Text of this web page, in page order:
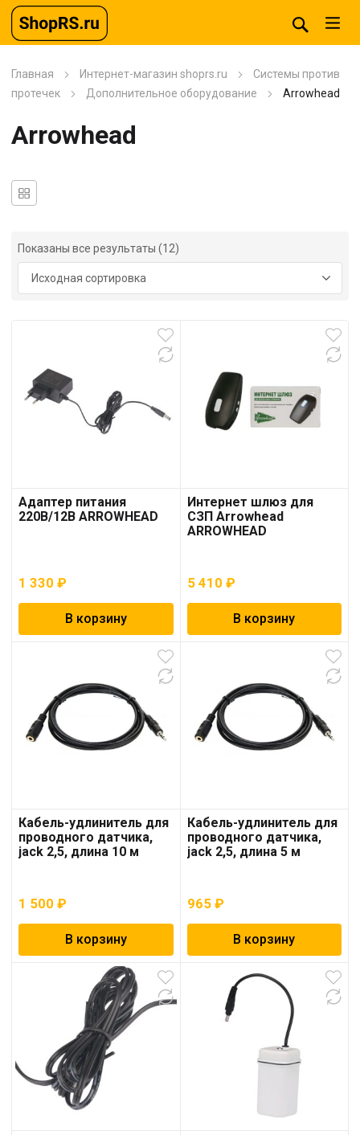
Главная Интернет-магазин shoprs.ru
Системы против
протечек
Дополнительное оборудование Arrowhead
Arrowhead
Показаны все результаты (12)
Адаптер питания
220В/12В ARROWHEAD
1 330 ₽
В корзину
Интернет шлюз для
СЗП Arrowhead
ARROWHEAD
5 410 ₽
В корзину
Кабель-удлинитель для
проводного датчика,
jack 2,5, длина 10 м
1 500 ₽
В корзину
Кабель-удлинитель для
проводного датчика,
jack 2,5, длина 5 м
965 ₽
В корзину